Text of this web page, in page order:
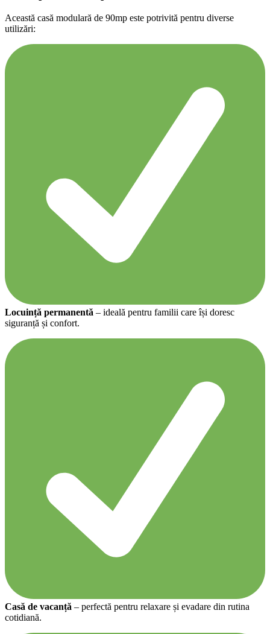
Această casă modulară de 90mp este potrivită pentru diverse
utilizări:
Locuință permanentă – ideală pentru familii care își doresc
siguranță și confort.
Casă de vacanță – perfectă pentru relaxare și evadare din rutina
cotidiană.